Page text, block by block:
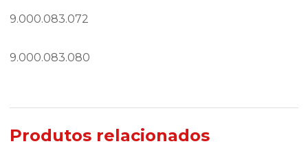
9.000.083.072
9.000.083.080
Produtos relacionados